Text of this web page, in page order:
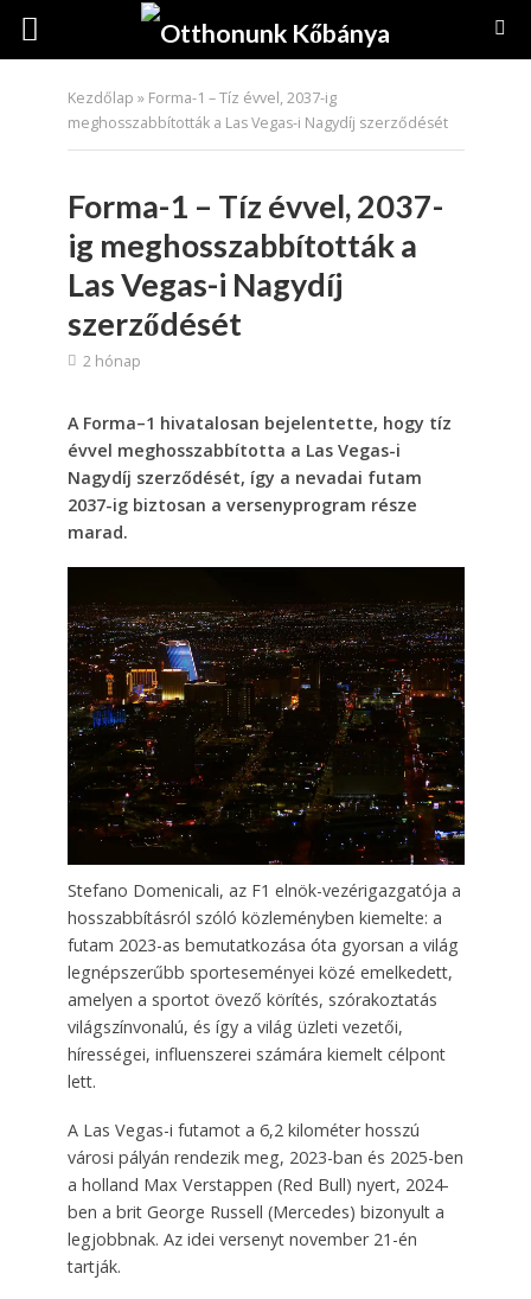
Kezdőlap » Forma-1 – Tíz évvel, 2037-ig
meghosszabbították a Las Vegas-i Nagydíj szerződését
Forma-1 – Tíz évvel, 2037-
ig meghosszabbították a
Las Vegas-i Nagydíj
szerződését
2 hónap
A Forma–1 hivatalosan bejelentette, hogy tíz
évvel meghosszabbította a Las Vegas-i
Nagydíj szerződését, így a nevadai futam
2037-ig biztosan a versenyprogram része
marad.
Stefano Domenicali, az F1 elnök-vezérigazgatója a
hosszabbításról szóló közleményben kiemelte: a
futam 2023-as bemutatkozása óta gyorsan a világ
legnépszerűbb sporteseményei közé emelkedett,
amelyen a sportot övező körítés, szórakoztatás
világszínvonalú, és így a világ üzleti vezetői,
hírességei, influenszerei számára kiemelt célpont
lett.
A Las Vegas-i futamot a 6,2 kilométer hosszú
városi pályán rendezik meg, 2023-ban és 2025-ben
a holland Max Verstappen (Red Bull) nyert, 2024-
ben a brit George Russell (Mercedes) bizonyult a
legjobbnak. Az idei versenyt november 21-én
tartják.